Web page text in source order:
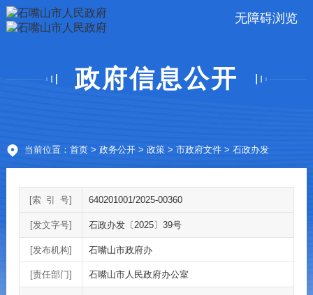
无障碍浏览
政府信息公开
当前位置： 首页> 政务公开> 政策> 市政府文件> 石政办发
[索 引 号] 640201001/2025-00360
[发文字号] 石政办发〔2025〕39号
[发布机构] 石嘴山市政府办
[责任部门] 石嘴山市人民政府办公室